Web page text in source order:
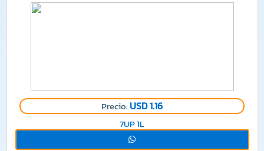
Precio: USD 1.16
7UP 1L